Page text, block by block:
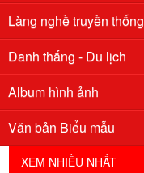
Làng nghề truyền thống
Danh thắng - Du lịch
Album hình ảnh
Văn bản Biểu mẫu
XEM NHIỀU NHẤT